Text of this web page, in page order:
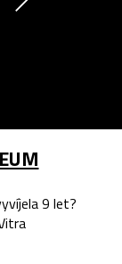
9 let?